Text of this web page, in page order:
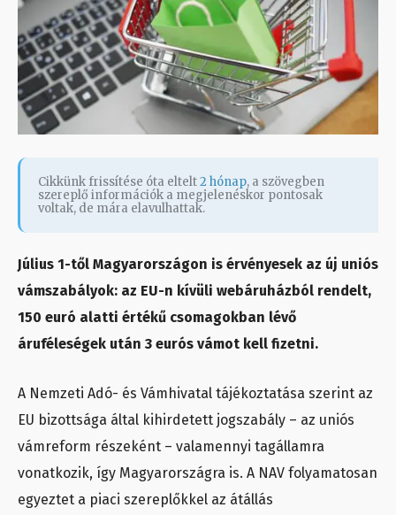
Cikkünk frissítése óta eltelt2 hónap, a szövegben
szereplő információk a megjelenéskor pontosak
voltak, de mára elavulhattak.
Július 1-től Magyarországon is érvényesek az új uniós
vámszabályok: az EU-n kívüli webáruházból rendelt,
150 euró alatti értékű csomagokban lévő
áruféleségek után 3 eurós vámot kell fizetni.
A Nemzeti Adó- és Vámhivatal tájékoztatása szerint az
EU bizottsága által kihirdetett jogszabály – az uniós
vámreform részeként – valamennyi tagállamra
vonatkozik, így Magyarországra is. A NAV folyamatosan
egyeztet a piaci szereplőkkel az átállás